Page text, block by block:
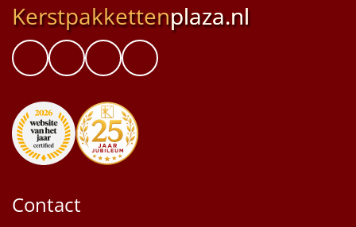
Alle artikelen
Overige
Ideeën
Personeel
Sinterklaaspakketten
Kerstpakkettenplaza.nl
Contact